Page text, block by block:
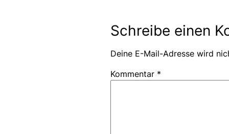
Schreibe einen
Deine E-Mail-Adresse wird
Kommentar *